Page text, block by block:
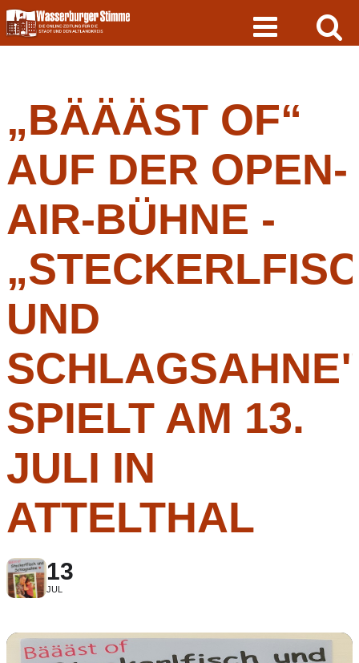
Skip
to
content
„BÄÄÄST OF“
AUF DER OPEN-
AIR-BÜHNE -
UND
SPIELT AM 13.
JULI IN
ATTELTHAL
13
JUL